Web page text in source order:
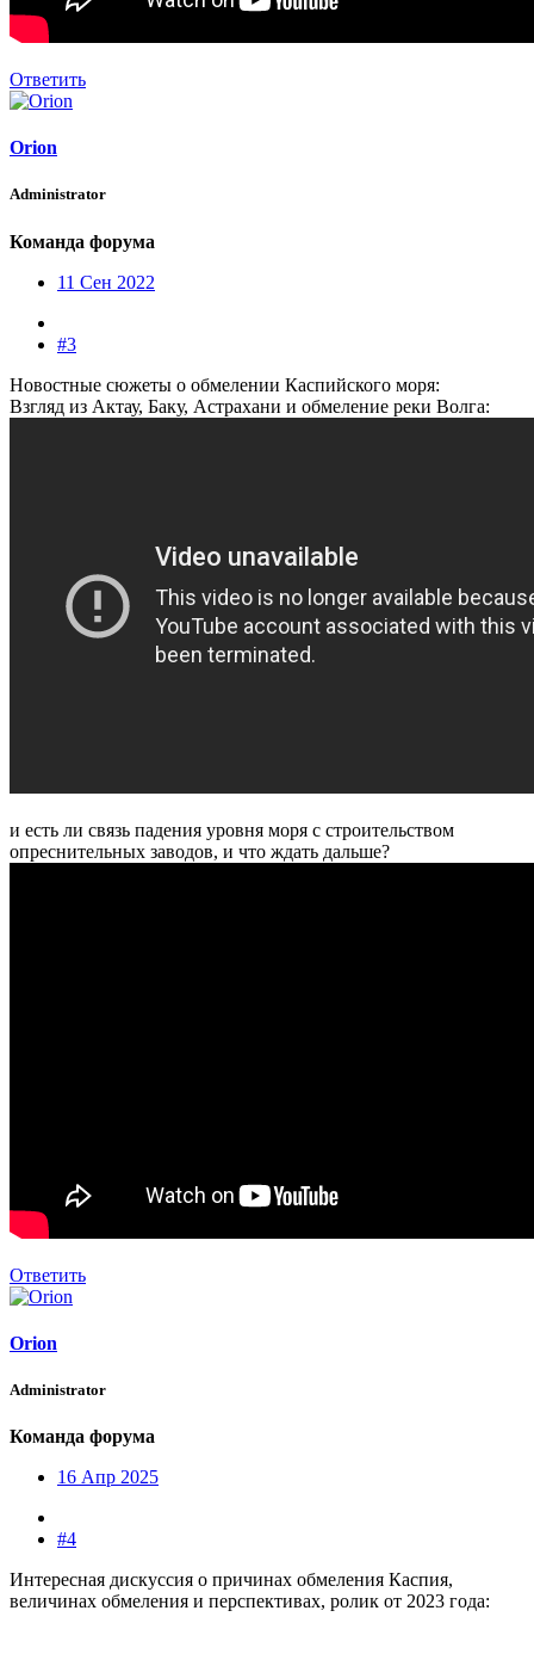
Ответить
Orion
Administrator
Команда форума
11 Сен 2022
#3
Новостные сюжеты о обмелении Каспийского моря:
Взгляд из Актау, Баку, Астрахани и обмеление реки Волга:
и есть ли связь падения уровня моря с строительством
опреснительных заводов, и что ждать дальше?
Ответить
Orion
Administrator
Команда форума
16 Апр 2025
#4
Интересная дискуссия о причинах обмеления Каспия,
величинах обмеления и перспективах, ролик от 2023 года: